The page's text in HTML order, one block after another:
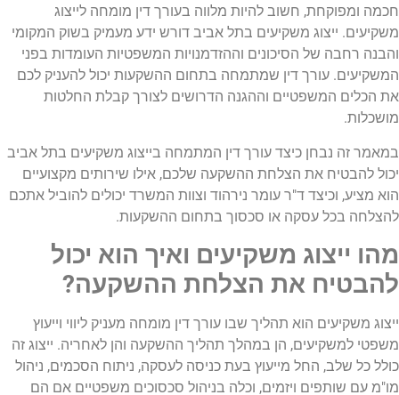
חכמה ומפוקחת, חשוב להיות מלווה בעורך דין מומחה לייצוג
משקיעים. ייצוג משקיעים בתל אביב דורש ידע מעמיק בשוק המקומי
והבנה רחבה של הסיכונים וההזדמנויות המשפטיות העומדות בפני
המשקיעים. עורך דין שמתמחה בתחום ההשקעות יכול להעניק לכם
את הכלים המשפטיים וההגנה הדרושים לצורך קבלת החלטות
מושכלות.
במאמר זה נבחן כיצד עורך דין המתמחה בייצוג משקיעים בתל אביב
יכול להבטיח את הצלחת ההשקעה שלכם, אילו שירותים מקצועיים
הוא מציע, וכיצד ד"ר עומר נירהוד וצוות המשרד יכולים להוביל אתכם
להצלחה בכל עסקה או סכסוך בתחום ההשקעות.
מהו ייצוג משקיעים ואיך הוא יכול
להבטיח את הצלחת ההשקעה?
ייצוג משקיעים הוא תהליך שבו עורך דין מומחה מעניק ליווי וייעוץ
משפטי למשקיעים, הן במהלך תהליך ההשקעה והן לאחריה. ייצוג זה
כולל כל שלב, החל מייעוץ בעת כניסה לעסקה, ניתוח הסכמים, ניהול
מו"מ עם שותפים ויזמים, וכלה בניהול סכסוכים משפטיים אם הם